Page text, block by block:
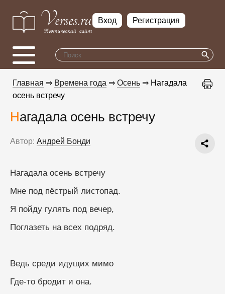
Вход Регистрация
Главная ⇒ Времена года ⇒ Осень ⇒ Нагадала
осень встречу
Нагадала осень встречу
Автор: Андрей Бонди
Нагадала осень встречу
Мне под пёстрый листопад.
Я пойду гулять под вечер,
Поглазеть на всех подряд.
Ведь среди идущих мимо
Где-то бродит и она.